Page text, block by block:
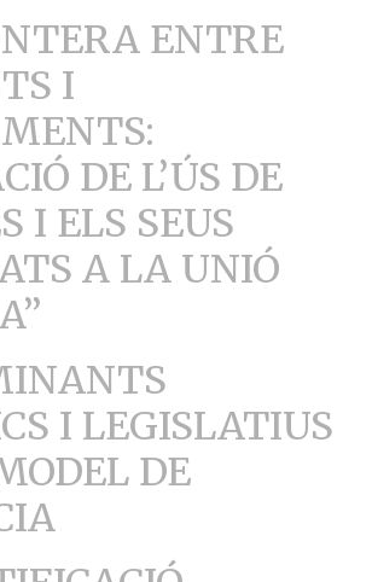
ENTRE
I
DE L’ÚS DE
I ELS SEUS
A LA UNIÓ
I LEGISLATIUS
DE